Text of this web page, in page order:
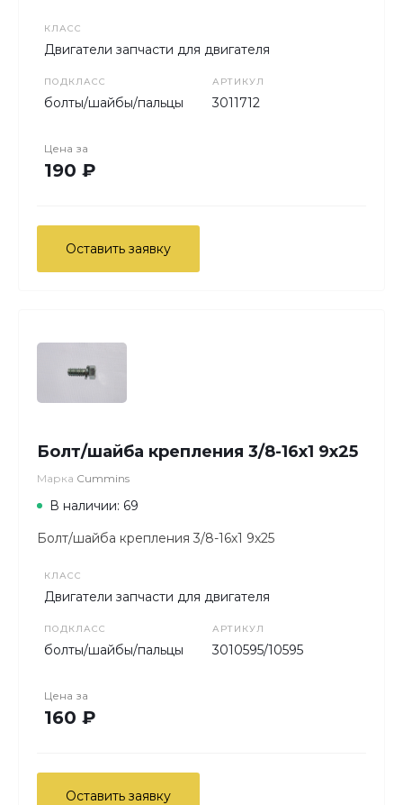
КЛАСС
Двигатели запчасти для двигателя
ПОДКЛАСС
болты/шайбы/пальцы
АРТИКУЛ
3011712
Цена за
190 ₽
Оставить заявку
Болт/шайба крепления 3/8-16х1 9х25
Марка Cummins
В наличии: 69
Болт/шайба крепления 3/8-16х1 9х25
КЛАСС
Двигатели запчасти для двигателя
ПОДКЛАСС
болты/шайбы/пальцы
АРТИКУЛ
3010595/10595
Цена за
160 ₽
Оставить заявку